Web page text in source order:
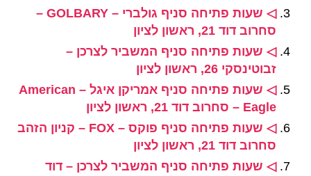
◁ שעות פתיחה סניף גולברי – GOLBARY –
סחרוב דוד 21, ראשון לציון
◁ שעות פתיחה סניף המשביר לצרכן –
זבוטינסקי 26, ראשון לציון
◁ שעות פתיחה סניף אמריקן איגל – American
Eagle – סחרוב דוד 21, ראשון לציון
◁ שעות פתיחה סניף פוקס – FOX – קניון הזהב
סחרוב דוד 21, ראשון לציון
◁ שעות פתיחה סניף המשביר לצרכן – דוד